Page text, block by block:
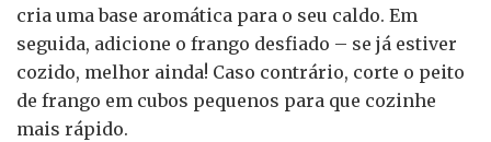
cria uma base aromática para o seu caldo. Em
seguida, adicione o frango desfiado – se já estiver
cozido, melhor ainda! Caso contrário, corte o peito
de frango em cubos pequenos para que cozinhe
mais rápido.